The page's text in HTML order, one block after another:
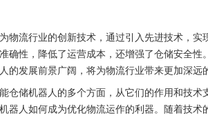
物流行业的创新技术，通过引入先进技术，
确性，降低了运营成本，还增强了仓储安全
的发展前景广阔，将为物流行业带来更加深远
仓储机器人的多个方面，从它们的作用和技
器人如何成为优化物流运作的利器。随着技